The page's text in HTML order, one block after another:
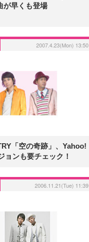
が早くも登場
2007.4.23(Mon) 13:50
「空の奇跡」、Yahoo!
ョンも要チェック！
2006.11.21(Tue) 11:39